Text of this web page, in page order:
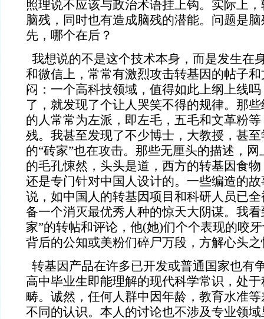
照理说不应该与政治术语挂上钩。实际上
脑残，同时也有造成脑残的潜能。问题是
先，哪个在后？
我想说的不是这个技术本身，而是发生在
和微信上，常常有激烈攻击转基因的帖子
闷：一个高科技领域，值得如此上纲上线
了，就发现了个让人哭笑不得的规律。那
的人常常为左派，即左毛，五毛和文革粉
残。我甚至发现了不少博士，大教授，甚
的“砖家”也在攻击。那些无厘头的描述，
的毛孔悚然，头头是道，西方的转基因食
还是专门针对中国人设计的。一些编造的
说，如中国人的转基因项目和科研人员已
备一个消灭最优秀人种的惊天大阴谋。我
家”的转帖和评论，他(她)们个个表现的咬
背后的公知或美粉们碎尸万段，方解心头之
转基因产品在许多已开发或普通国家也有
高中毕业生即能理解的现代科学常识，处
畴。诚然，任何人群中因年龄，教育水准
不同的认识。本人的讨论也不涉及专业领